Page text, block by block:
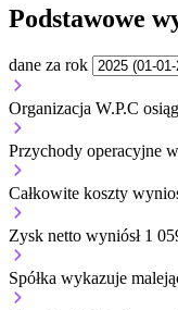
Podstawowe
dane za rok
Organizacja W.P.C
Przychody operacyjne
Całkowite koszty
Zysk netto wyniósł 1
Spółka wykazuje